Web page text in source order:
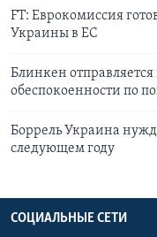
FT: Еврокомиссия
Украины в ЕС
Блинкен
обеспокоенности по
Боррель Украина
следующем году
СОЦИАЛЬНЫЕ СЕТИ